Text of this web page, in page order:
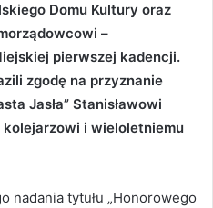
Domu Kultury oraz
–
pierwszej kadencji.
zgodę na przyznanie
Jasła” Stanisławowi
i wieloletniemu
nadania tytułu „Honorowego